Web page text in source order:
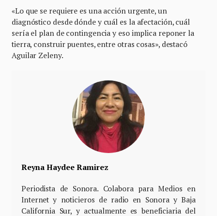
«Lo que se requiere es una acción urgente, un
diagnóstico desde dónde y cuál es la afectación, cuál
sería el plan de contingencia y eso implica reponer la
tierra, construir puentes, entre otras cosas», destacó
Aguilar Zeleny.
Reyna Haydee Ramirez
Periodista de Sonora. Colabora para Medios en
Internet y noticieros de radio en Sonora y Baja
California Sur, y actualmente es beneficiaria del